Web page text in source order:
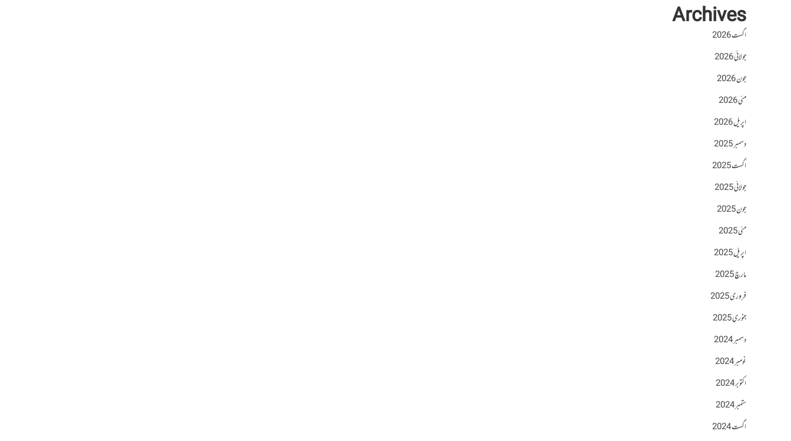
Archives
اگست 2026
جولائی 2026
جون 2026
مئی 2026
اپریل 2026
دسمبر 2025
اگست 2025
جولائی 2025
جون 2025
مئی 2025
اپریل 2025
مارچ 2025
فروری 2025
جنوری 2025
دسمبر 2024
نومبر 2024
اکتوبر 2024
ستمبر 2024
اگست 2024